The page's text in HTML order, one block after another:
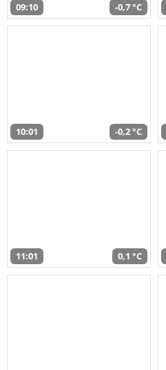
09:10 -0,7 °C
10:01 -0,2 °C
11:01 0,1 °C